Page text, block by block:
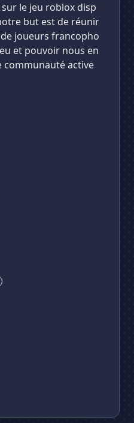
le jeu roblox disp
but est de réunir
joueurs francopho
et pouvoir nous en
active